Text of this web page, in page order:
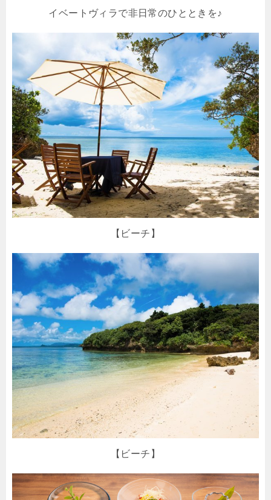
イベートヴィラで非日常のひとときを♪
【ビーチ】
【ビーチ】